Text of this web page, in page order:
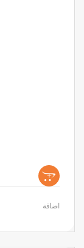
+
اضافة